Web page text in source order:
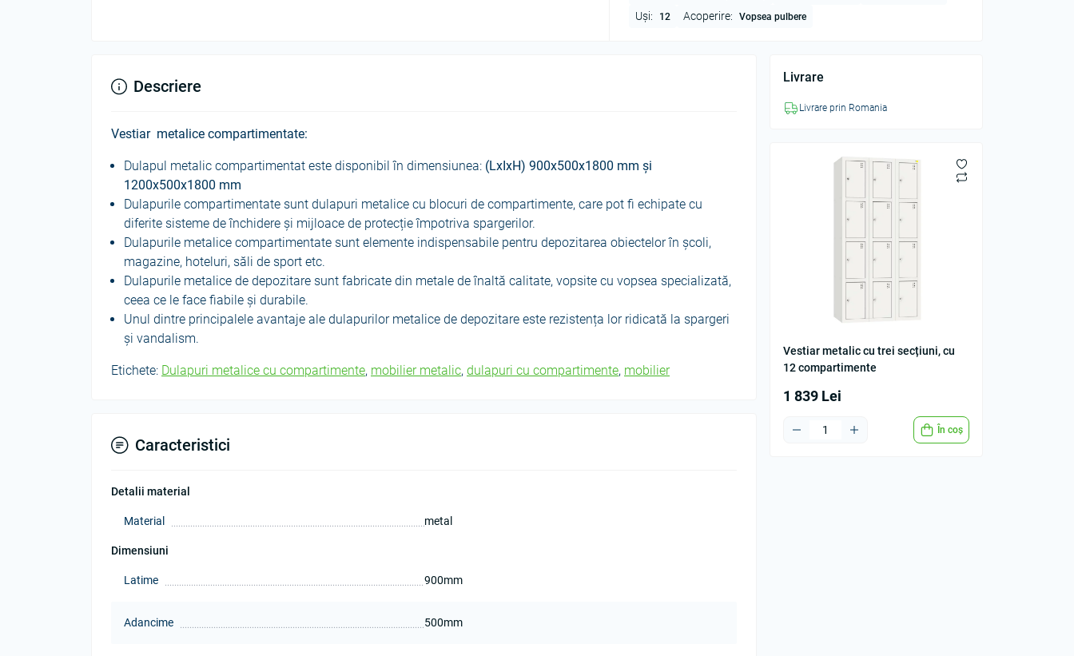
Uși: 12 Acoperire: Vopsea pulbere
Livrare
Livrare prin Romania
Vestiar metalic cu trei secțiuni, cu
12 compartimente
1 839 Lei
În coș
Descriere
Vestiar metalice compartimentate:
Dulapul metalic compartimentat este disponibil în dimensiunea: (LxIxH) 900x500x1800 mm și
1200x500x1800 mm
Dulapurile compartimentate sunt dulapuri metalice cu blocuri de compartimente, care pot fi echipate cu
diferite sisteme de închidere și mijloace de protecție împotriva spargerilor.
Dulapurile metalice compartimentate sunt elemente indispensabile pentru depozitarea obiectelor în școli,
magazine, hoteluri, săli de sport etc.
Dulapurile metalice de depozitare sunt fabricate din metale de înaltă calitate, vopsite cu vopsea specializată,
ceea ce le face fiabile și durabile.
Unul dintre principalele avantaje ale dulapurilor metalice de depozitare este rezistența lor ridicată la spargeri
și vandalism.
Etichete: Dulapuri metalice cu compartimente, mobilier metalic, dulapuri cu compartimente, mobilier
Caracteristici
Detalii material
Material metal
Dimensiuni
Latime 900mm
Adancime 500mm